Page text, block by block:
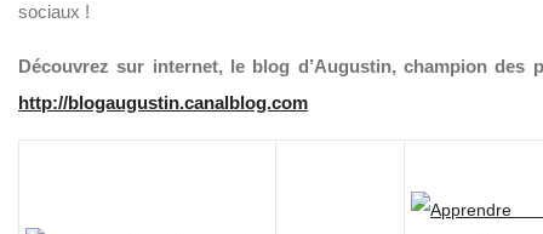
sociaux !
Découvrez sur internet, le blog d’Augustin, champion des
http://blogaugustin.canalblog.com